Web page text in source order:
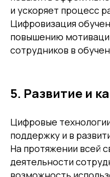
и ускоряет процесс
Цифровизация
повышению
сотрудников в
5. Развитие и
Цифровые
поддержку и в
На протяжении всей
деятельности